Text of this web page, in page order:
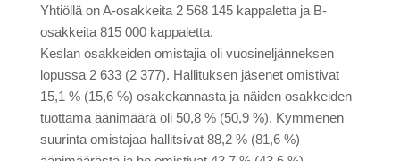
Yhtiöllä on A-osakkeita 2 568 145 kappaletta ja B-
osakkeita 815 000 kappaletta.
Keslan osakkeiden omistajia oli vuosineljänneksen
lopussa 2 633 (2 377). Hallituksen jäsenet omistivat
15,1 % (15,6 %) osakekannasta ja näiden osakkeiden
tuottama äänimäärä oli 50,8 % (50,9 %). Kymmenen
suurinta omistajaa hallitsivat 88,2 % (81,6 %)